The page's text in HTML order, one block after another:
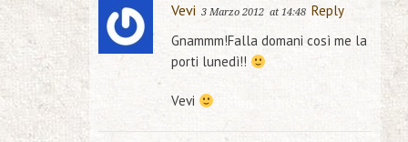
Vevi 3 Marzo 2012 at 14:48 Reply
Gnammm!Falla domani così me la
porti lunedì!!
Vevi